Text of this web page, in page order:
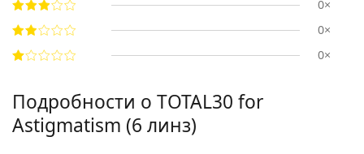
0×
0×
0×
Подробности о TOTAL30 for
Astigmatism (6 линз)